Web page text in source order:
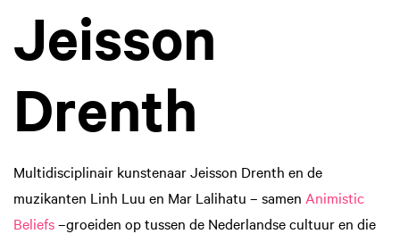
Jeisson
Drenth
Multidisciplinair kunstenaar Jeisson Drenth en de
muzikanten Linh Luu en Mar Lalihatu – samen Animistic
Beliefs–groeiden op tussen de Nederlandse cultuur en die